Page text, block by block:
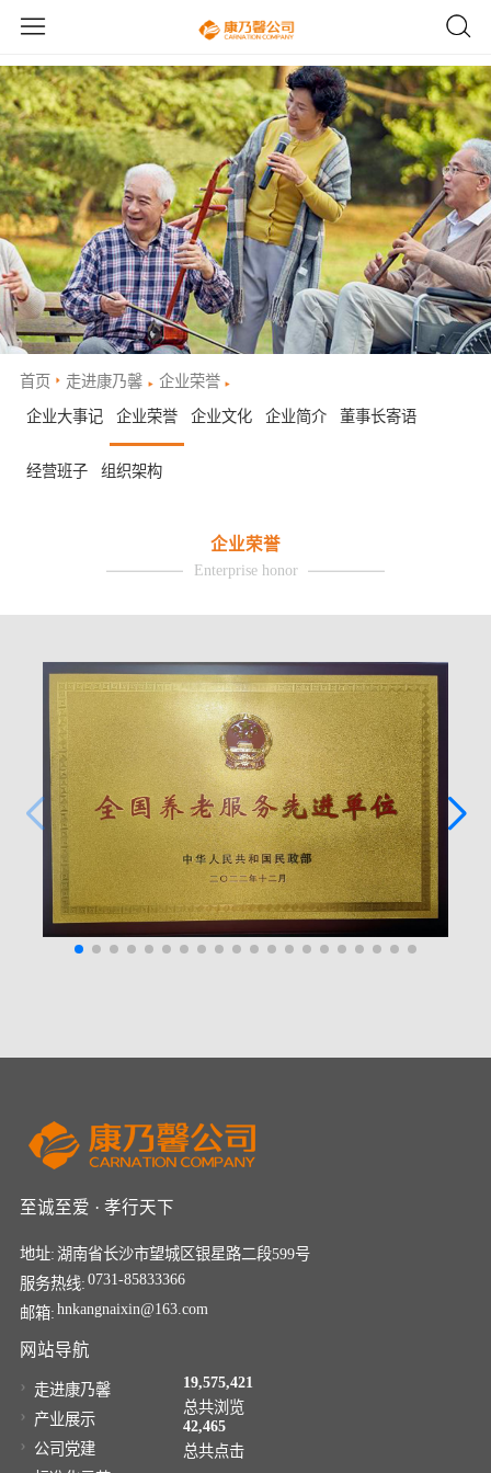
首页 走进康乃馨
企业荣誉
企业大事记
企业荣誉 企业文化 企业简介 董事长寄语
经营班子 组织架构
企业荣誉
Enterprise honor
至诚至爱 · 孝行天下
地址: 湖南省长沙市望城区银星路二段599号
服务热线: 0731-85833366
邮箱: hnkangnaixin@163.com
网站导航
走进康乃馨
产业展示
公司党建
19,575,421
总共浏览
42,465
总共点击